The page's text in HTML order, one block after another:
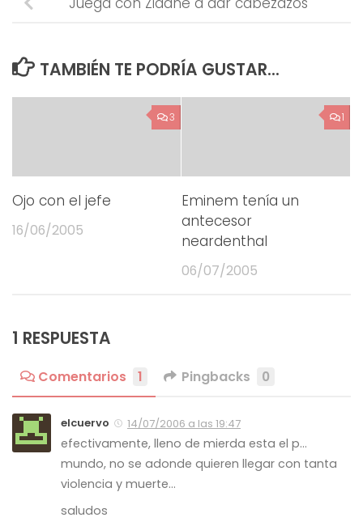
TAMBIÉN TE PODRÍA GUSTAR...
3
Ojo con el jefe
16/06/2005
1
Eminem tenía un
antecesor
neardenthal
06/07/2005
1 RESPUESTA
Comentarios 1 Pingbacks 0
elcuervo 14/07/2006 a las 19:47
efectivamente, lleno de mierda esta el p…
mundo, no se adonde quieren llegar con tanta
violencia y muerte…
saludos